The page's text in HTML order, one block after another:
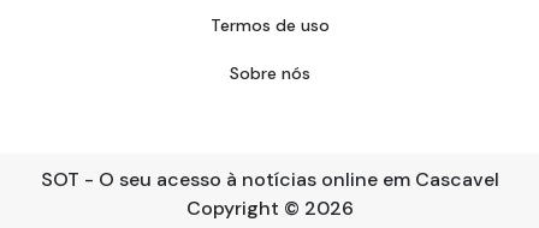
Termos de uso
Sobre nós
SOT - O seu acesso à notícias online em Cascavel
Copyright © 2026